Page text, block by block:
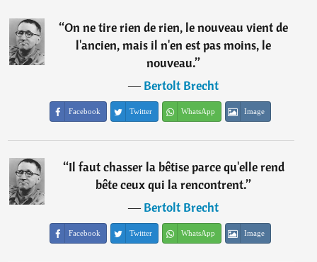
“On ne tire rien de rien, le nouveau vient de
l'ancien, mais il n'en est pas moins, le
nouveau.”
―Bertolt Brecht
Facebook Twitter WhatsApp Image
“Il faut chasser la bêtise parce qu'elle rend
bête ceux qui la rencontrent.”
―Bertolt Brecht
Facebook Twitter WhatsApp Image